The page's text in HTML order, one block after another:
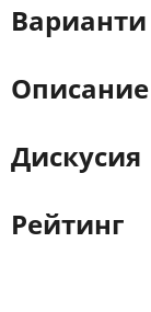
Варианти
Описание
Дискусия
Рейтинг